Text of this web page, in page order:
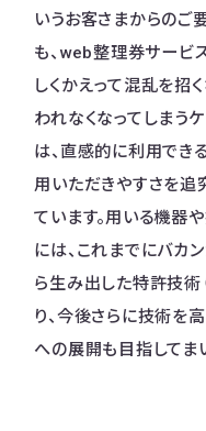
いうお客さまからのご
も、web整理券サービ
しくかえって混乱を招
われなくなってしまう
は、直感的に利用でき
用いただきやすさを追
ています。用いる機器
には、これまでにバカ
ら生み出した特許技術
り、今後さらに技術を
への展開も目指してま